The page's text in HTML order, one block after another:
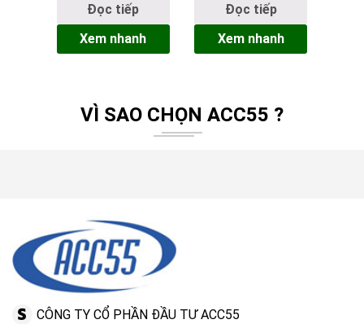
Tốt NhấtĐọc tiếp
Xem nhanh
INA Uy Tín –
ACC55
Đọc tiếp
Xem nhanh
VÌ SAO CHỌN ACC55 ?
CÔNG TY CỔ PHẦN ĐẦU TƯ ACC55